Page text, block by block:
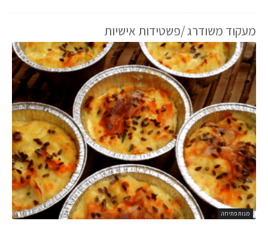
מעקוד משודרג /פשטידות אישיות
מנות פתיחה